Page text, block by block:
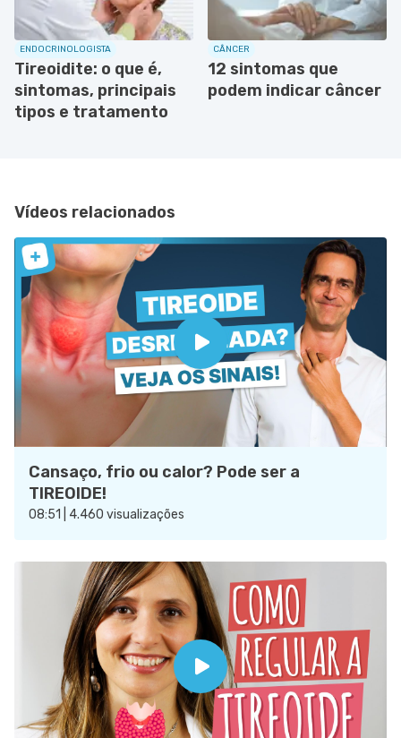
ENDOCRINOLOGISTA
Tireoidite: o que é,
sintomas, principais
tipos e tratamento
CÂNCER
12 sintomas que
podem indicar câncer
Vídeos relacionados
Cansaço, frio ou calor? Pode ser a
TIREOIDE!
08:51 | 4.460 visualizações